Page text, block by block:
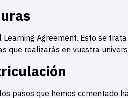
Agreement. Esto se
que realizarás en vuestra
pasos que hemos comentado